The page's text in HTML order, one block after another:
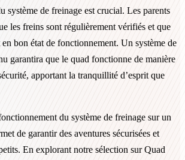
système de freinage est crucial. Les parents
les freins sont régulièrement vérifiés et que
en bon état de fonctionnement. Un système de
garantira que le quad fonctionne de manière
apportant la tranquillité d’esprit que
du système de freinage sur un
de garantir des aventures sécurisées et
En explorant notre sélection sur Quad